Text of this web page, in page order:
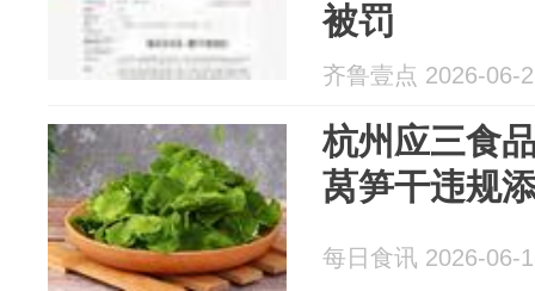
被罚
齐鲁壹点 2026-06-
杭州应三食
莴笋干违规
每日食讯 2026-06-